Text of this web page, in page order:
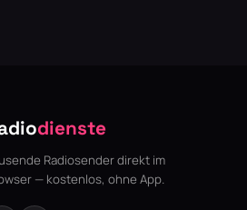
dienste
Radiosender direkt im
— kostenlos, ohne App.